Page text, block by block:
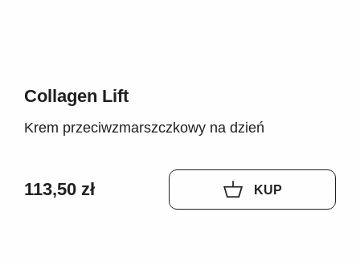
Collagen Lift
Krem przeciwzmarszczkowy na dzień
113,50 zł KUP